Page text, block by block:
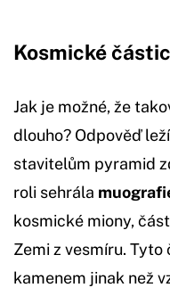
Kosmické
Jak je možné, že
dlouho? Odpověď
stavitelům pyramid
roli sehrála
kosmické miony,
Zemi z vesmíru.
kamenem jinak než